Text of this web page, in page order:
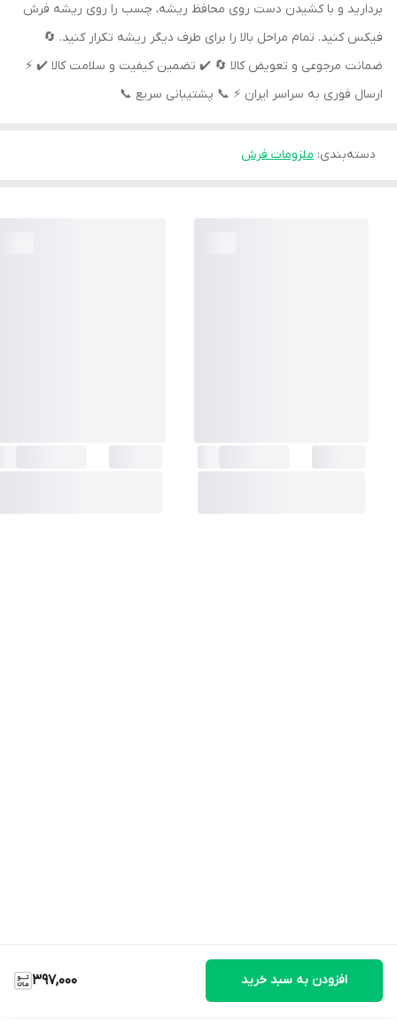
397,000 افزودن به سبد خرید
بردارید و با کشیدن دست روی محافظ ریشه، چسب را روی ریشه فرش
فیکس کنید. تمام مراحل بالا را برای طرف دیگر ریشه تکرار کنید. 🔄
ضمانت مرجوعی و تعویض کالا 🔄 ✔️ تضمین کیفیت و سلامت کالا ✔️ ⚡️
ارسال فوری به سراسر ایران ⚡️ 📞 پشتیبانی سریع 📞
دسته‌بندی: ملزومات فرش